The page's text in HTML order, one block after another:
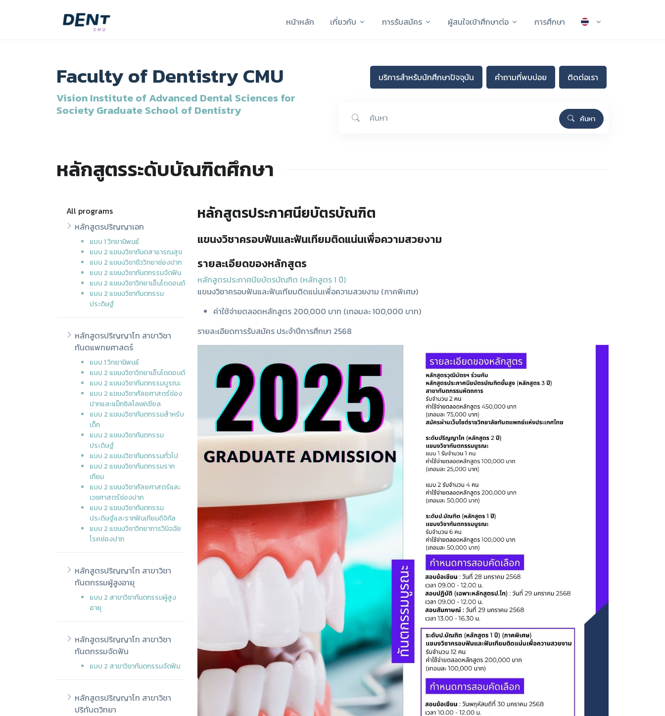
หน้าหลัก เกี่ยวกับ การรับสมัคร ผู้สนใจเข้าศึกษาต่อ การศึกษา
Faculty of Dentistry CMU
Vision Institute of Advanced Dental Sciences for
Society Graduate School of Dentistry
บริการสำหรับนักศึกษาปัจจุบัน คำถามที่พบบ่อย ติดต่อเรา
ค้นหา
หลักสูตรระดับบัณฑิตศึกษา
All programs
หลักสูตรปริญญาเอก
แบบ 1 วิทยานิพนธ์
แบบ 2 แขนงวิชาทันตสาธารณสุข
แบบ 2 แขนงวิชาชีววิทยาช่องปาก
แบบ 2 แขนงวิชาทันตกรรมจัดฟัน
แบบ 2 แขนงวิชาวิทยาเอ็นโดดอนต์
แบบ 2 แขนงวิชาทันตกรรม
ประดิษฐ์
หลักสูตรปริญญาโท สาขาวิชา
ทันตแพทยศาสตร์
แบบ 1 วิทยานิพนธ์
แบบ 2 แขนงวิชาวิทยาเอ็นโดดอนต์
แบบ 2 แขนงวิชาทันตกรรมบูรณะ
แบบ 2 แขนงวิชาศัลยศาสตร์ช่อง
ปากและแม็กซิลโลเฟเชียล
แบบ 2 แขนงวิชาทันตกรรมสำหรับ
เด็ก
แบบ 2 แขนงวิชาทันตกรรม
ประดิษฐ์
แบบ 2 แขนงวิชาทันตกรรมทั่วไป
แบบ 2 แขนงวิชาทันตกรรมราก
เทียม
แบบ 2 แขนงวิชาศัลยศาสตร์และ
เวชศาสตร์ช่องปาก
แบบ 2 แขนงวิชาทันตกรรม
ประดิษฐ์และรากฟันเทียมดิจิทัล
แบบ 2 แขนงวิชาวิทยาการวินิจฉัย
โรคช่องปาก
หลักสูตรปริญญาโท สาขาวิชา
ทันตกรรมผู้สูงอายุ
แบบ 2 สาขาวิชาทันตกรรมผู้สูง
อายุ
หลักสูตรปริญญาโท สาขาวิชา
ทันตกรรมจัดฟัน
แบบ 2 สาขาวิชาทันตกรรมจัดฟัน
หลักสูตรปริญญาโท สาขาวิชา
ปริทันตวิทยา
หลักสูตรประกาศนียบัตรบัณฑิต
แขนงวิชาครอบฟันและฟันเทียมติดแน่นเพื่อความสวยงาม
รายละเอียดของหลักสูตร
หลักสูตรประกาศนียบัตรบัณฑิต (หลักสูตร 1 ปี)
แขนงวิชาครอบฟันและฟันเทียมติดแน่นเพื่อความสวยงาม (ภาคพิเศษ)
ค่าใช้จ่ายตลอดหลักสูตร 200,000 บาท (เทอมละ 100,000 บาท)
รายละเอียดการรับสมัคร ประจำปีการศึกษา 2568